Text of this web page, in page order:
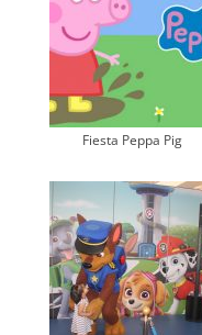
Fiesta Peppa Pig